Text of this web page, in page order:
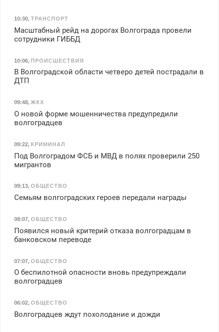
10:30, ТРАНСПОРТ
Масштабный рейд на дорогах Волгограда провели
сотрудники ГИББД
10:06, ПРОИСШЕСТВИЯ
В Волгоградской области четверо детей пострадали в
ДТП
09:48, ЖКХ
О новой форме мошенничества предупредили
волгоградцев
09:22, КРИМИНАЛ
Под Волгоградом ФСБ и МВД в полях проверили 250
мигрантов
09:13, ОБЩЕСТВО
Семьям волгоградских героев передали награды
08:07, ОБЩЕСТВО
Появился новый критерий отказа волгоградцам в
банковском переводе
07:07, ОБЩЕСТВО
О беспилотной опасности вновь предупреждали
волгоградцев
06:02, ОБЩЕСТВО
Волгоградцев ждут похолодание и дожди